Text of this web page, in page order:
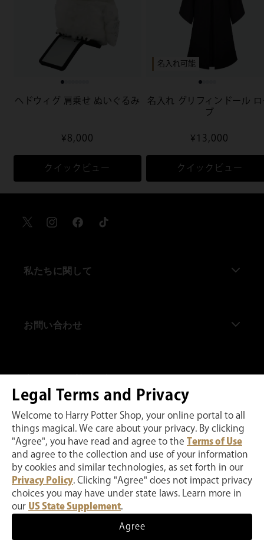
Legal Terms and Privacy
Welcome to Harry Potter Shop, your online portal to all
things magical. We care about your privacy. By clicking
"Agree", you have read and agree to the Terms of Use
and agree to the collection and use of your information
by cookies and similar technologies, as set forth in our
Privacy Policy. Clicking "Agree" does not impact privacy
choices you may have under state laws. Learn more in
ourUS State Supplement.
Agree
入荷時にメールで通知
ヘドウィグ 肩乗せ ぬいぐるみ
通
常
価
格
¥8,000
クイックビュー
名入れ可能
名入れ グリフィンドール
ブ
通
常
価
格
¥13,000
クイックビュー
X InstagramFacebookTikTok
私たちに関して
ハリー・ポッター ショップ 原宿
ハリー・ポッター ショップ ニューヨーク
ハリー・ポッター ショップ シカゴ
ワーナー ブラザース スタジオツアー東京 - メイキン
グ・オブ・ハリー・ポッター
ワーナー ブラザース スタジオツアーロンドン - メイキ
ング・オブ・ハリー・ポッター
お問い合わせ
注文に関して
配送に関して
返品に関して
ファンクラブに関して
プライバシーポリシー
ウェブサイト利用規約
インターネット販売規約
Ad Choices
特定商取引法に基づく表記
Manage Preferences
私たちのウェブサイトはMicrosoft Clarityを使用することでお客様の弊社ウェ
ブサイトのご利用状況をモニターし、弊社サービスの向上に取り組んでいま
す。お客様は私たちのウェブサイトを使用することにより、わたくしたちがこ
のようなデータを収集することに同意することとします
ハリー・ポッター、ウィザーディング・ワールド、および関連する商標、キャ
ラクター、名前、および標識は TM および © Warner Bros. Entertainment
Inc. の著作権所有です。
方